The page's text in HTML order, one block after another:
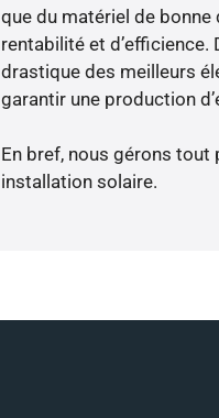
que du matériel de bonne
rentabilité et d’efficience.
drastique des meilleurs
garantir une production
En bref, nous gérons
installation solaire.